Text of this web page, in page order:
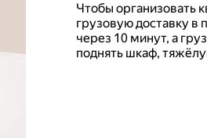
Чтобы организовать
грузовую доставку
через 10 минут, а
поднять шкаф,